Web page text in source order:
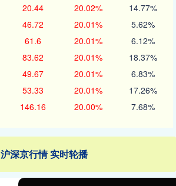
20.44 20.02% 14.77%
46.72 20.01% 5.62%
61.6 20.01% 6.12%
83.62 20.01% 18.37%
49.67 20.01% 6.83%
53.33 20.01% 17.26%
146.16 20.00% 7.68%
沪深京行情 实时轮播